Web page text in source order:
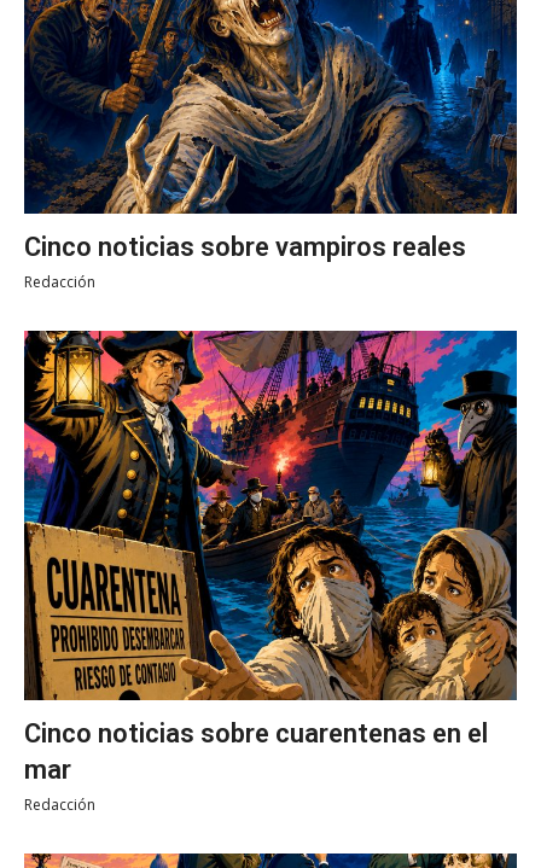
Cinco noticias sobre vampiros reales
Redacción
Cinco noticias sobre cuarentenas en el
mar
Redacción